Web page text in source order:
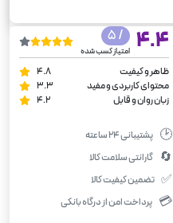
4.4
/ 5
امتیاز کسب شده
ظاهر و کیفیت
4.8
محتوای کاربردی و مفید
3.3
زبان روان و قابل
4.2
🕑 پشتیبانی ۲۴ ساعته
🔄 گارانتی سلامت کالا
✅ تضمین کیفیت کالا
💳 پرداخت امن از درگاه بانکی